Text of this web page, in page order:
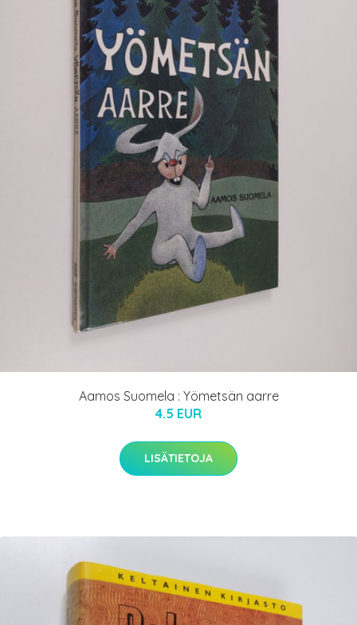
Aamos Suomela : Yömetsän aarre
4.5 EUR
LISÄTIETOJA